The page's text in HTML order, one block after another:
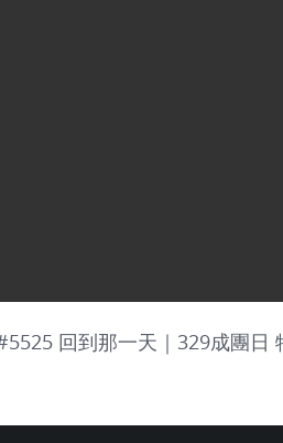
回到那一天｜329成團日